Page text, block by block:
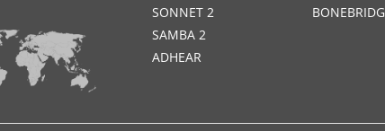
SONNET 2
SAMBA 2
ADHEAR